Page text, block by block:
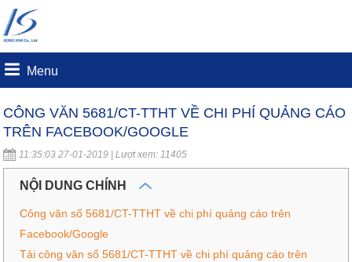
Menu
CÔNG VĂN 5681/CT-TTHT VỀ CHI PHÍ QUẢNG CÁO
TRÊN FACEBOOK/GOOGLE
11:35:03 27-01-2019 | Lượt xem: 11405
NỘI DUNG CHÍNH
Công văn số 5681/CT-TTHT về chi phí quảng cáo trên
Facebook/Google
Tải công văn số 5681/CT-TTHT về chi phí quảng cáo trên